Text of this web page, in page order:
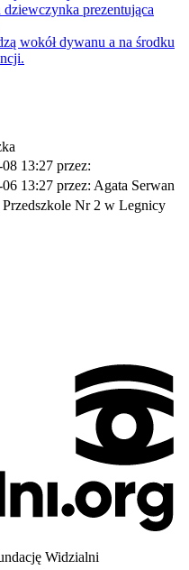
13:27 przez:
13:27 przez: Agata Serwan
Nr 2 w Legnicy
Widzialni